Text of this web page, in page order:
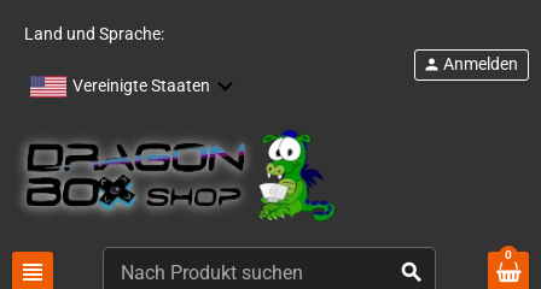
Land und Sprache:
Vereinigte Staaten
view_headline search
person Anmelden
0